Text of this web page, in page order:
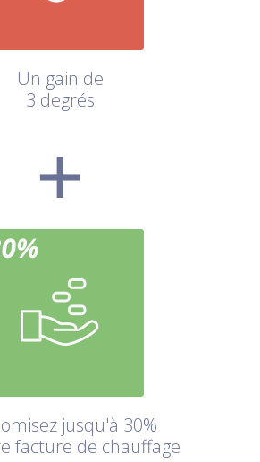
Un gain de
3 degrés
jusqu'à 30%
facture de chauffage